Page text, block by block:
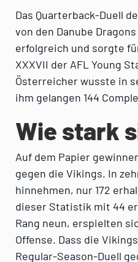
Das Quarterback-Duell
von den Danube
erfolgreich und sorgte
XXXVII der AFL Young
Österreicher wusste in
ihm gelangen 144
Wie stark
Auf dem Papier
gegen die Vikings. In
hinnehmen, nur 172
dieser Statistik mit 44
Rang neun, erspielten
Offense. Dass die
Regular-Season-Duell